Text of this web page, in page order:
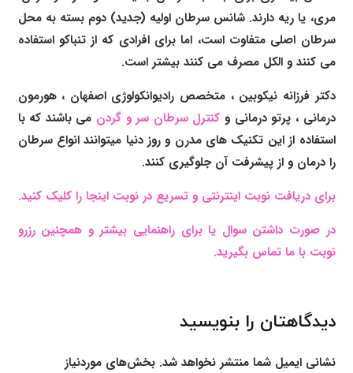
مری، یا ریه دارند. شانس سرطان اولیه (جدید) دوم بسته به محل
سرطان اصلی متفاوت است، اما برای افرادی که از تنباکو استفاده
می کنند و الکل مصرف می کنند بیشتر است.
دکتر فرزانه نیکوبین ، متخصص رادیوانکولوژی اصفهان ، هورمون
درمانی ، پرتو درمانی و کنترل سرطان سر و گردن می باشند که با
استفاده از این تکنیک های مدرن و روز دنیا میتوانند انواع سرطان
را درمان و از پیشرفت آن جلوگیری کنند.
برای دریافت نوبت اینترنتی و تسریع در نوبت اینجا را کلیک کنید.
در صورت داشتن سوال یا برای راهنمایی بیشتر و همچنین رزرو
نوبت با ما تماس بگیرید.
دیدگاهتان را بنویسید
نشانی ایمیل شما منتشر نخواهد شد. بخش‌های موردنیاز